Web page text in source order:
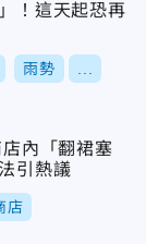
！這天起恐再
雨勢
內「翻裙塞
引熱議
店